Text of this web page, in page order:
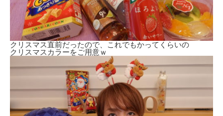
クリスマス直前だったので、これでもかってくらいの
クリスマスカラーをご用意ｗ